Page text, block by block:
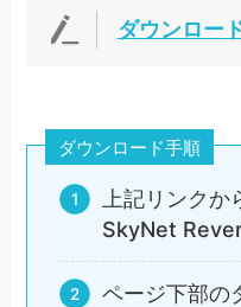
ダウンロー
ダウンロード手順
上記リンク
SkyNet
ページ下部の